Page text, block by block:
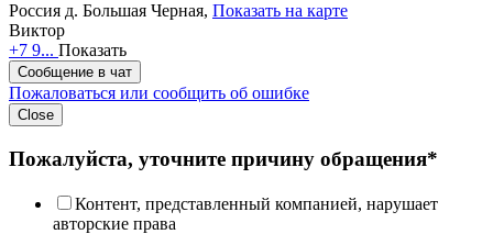
Россия д. Большая Черная, Показать на карте
Виктор
+7 9... Показать
Сообщение в чат
Пожаловаться или сообщить об ошибке
Close
Пожалуйста, уточните причину обращения*
Контент, представленный компанией, нарушает
авторские права